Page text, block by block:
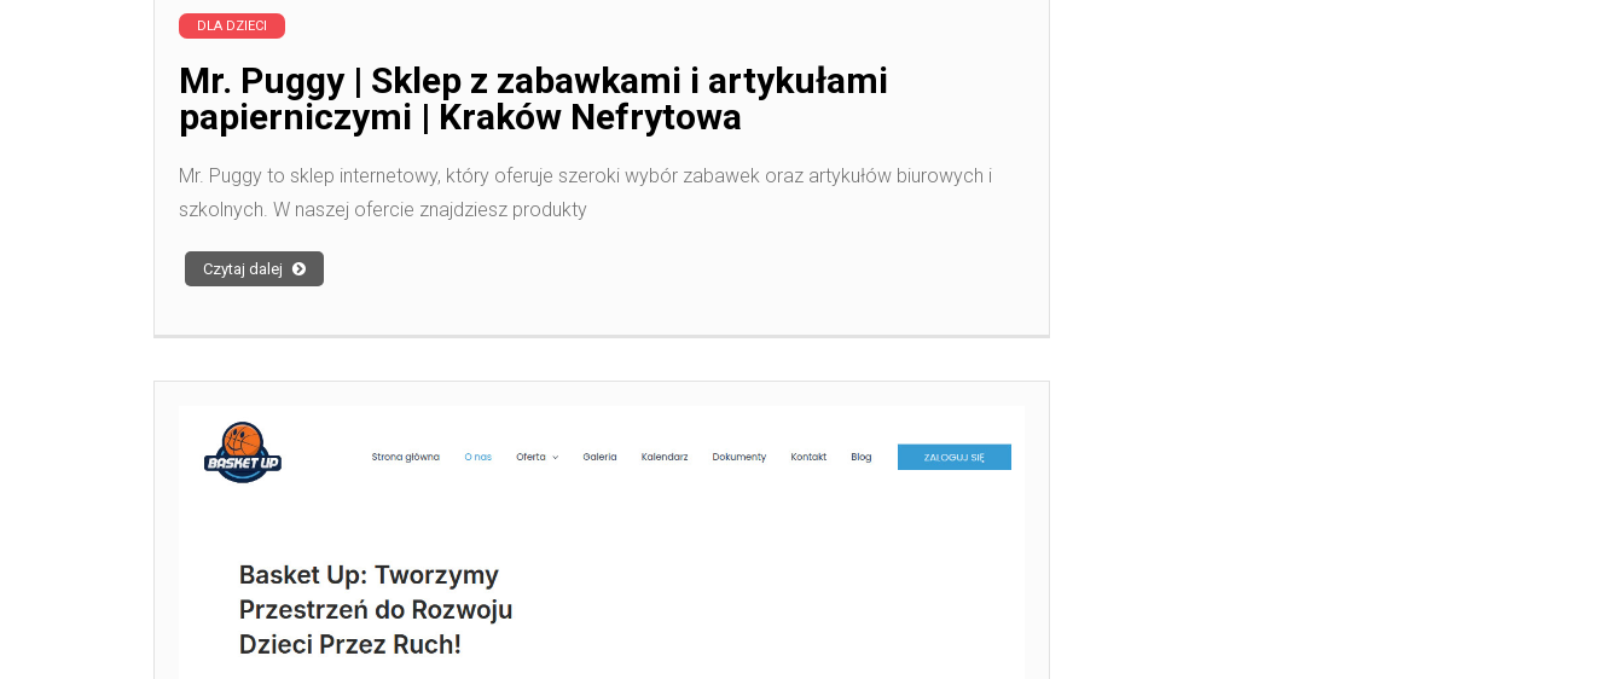
DLA DZIECI
Mr. Puggy | Sklep z zabawkami i artykułami
papierniczymi | Kraków Nefrytowa
Mr. Puggy to sklep internetowy, który oferuje szeroki wybór zabawek oraz artykułów biurowych i
szkolnych. W naszej ofercie znajdziesz produkty
Czytaj dalej